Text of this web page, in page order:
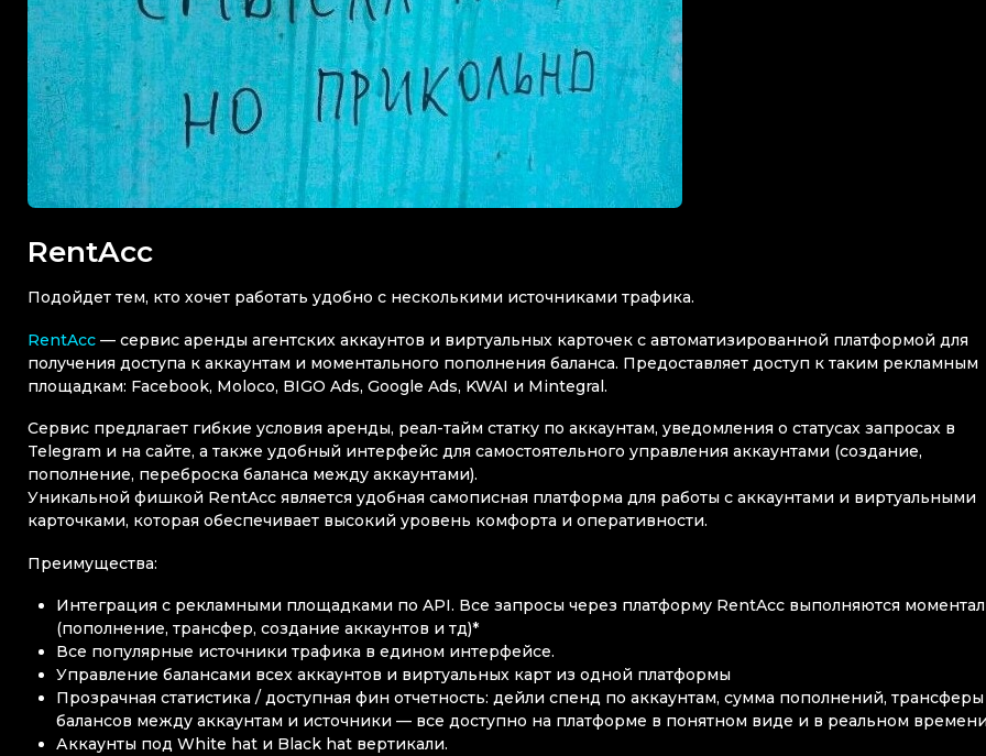
RentAcc
Подойдет тем, кто хочет работать удобно с несколькими источниками трафика.
RentAcc — сервис аренды агентских аккаунтов и виртуальных карточек с автоматизированной платформой для
получения доступа к аккаунтам и моментального пополнения баланса. Предоставляет доступ к таким рекламным
площадкам: Facebook, Moloco, BIGO Ads, Google Ads, KWAI и Mintegral.
Сервис предлагает гибкие условия аренды, реал-тайм статку по аккаунтам, уведомления о статусах запросах в
Telegram и на сайте, а также удобный интерфейс для самостоятельного управления аккаунтами (создание,
пополнение, переброска баланса между аккаунтами).
Уникальной фишкой RentAcc является удобная самописная платформа для работы с аккаунтами и виртуальными
карточками, которая обеспечивает высокий уровень комфорта и оперативности.
Преимущества:
Интеграция с рекламными площадками по API. Все запросы через платформу RentAcc выполняются
(пополнение, трансфер, создание аккаунтов и тд)*
Все популярные источники трафика в едином интерфейсе.
Управление балансами всех аккаунтов и виртуальных карт из одной платформы
Прозрачная статистика / доступная фин отчетность: дейли спенд по аккаунтам, сумма пополнений, трансферы
балансов между аккаунтам и источники — все доступно на платформе в понятном виде и в реальном
Аккаунты под White hat и Black hat вертикали.